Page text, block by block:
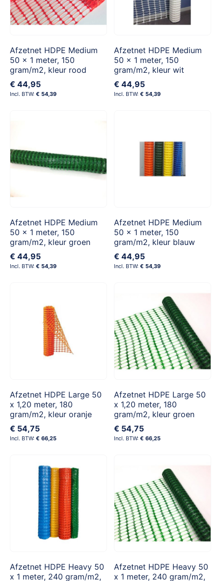
Afzetnet HDPE Medium
50 x 1 meter, 150
gram/m2, kleur rood
€ 44,95
€ 54,39
Afzetnet HDPE Medium
50 x 1 meter, 150
gram/m2, kleur wit
€ 44,95
€ 54,39
Afzetnet HDPE Medium
50 x 1 meter, 150
gram/m2, kleur groen
€ 44,95
€ 54,39
Afzetnet HDPE Medium
50 x 1 meter, 150
gram/m2, kleur blauw
€ 44,95
€ 54,39
Afzetnet HDPE Large 50
x 1,20 meter, 180
gram/m2, kleur oranje
€ 54,75
€ 66,25
Afzetnet HDPE Large 50
x 1,20 meter, 180
gram/m2, kleur groen
€ 54,75
€ 66,25
Afzetnet HDPE Heavy 50
x 1 meter, 240 gram/m2,
Afzetnet HDPE Heavy 50
x 1 meter, 240 gram/m2,